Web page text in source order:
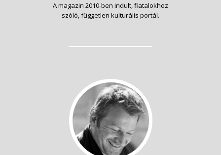
A magazin 2010-ben indult, fiatalokhoz
szóló, független kulturális portál.